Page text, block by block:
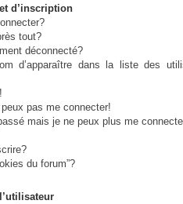
d’inscription
tout?
déconnecté?
d’apparaître dans la liste des
pas me connecter!
mais je ne peux plus me
du forum”?